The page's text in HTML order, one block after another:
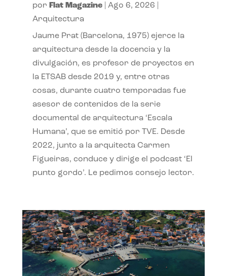
por Flat Magazine| Ago 6, 2026
Arquitectura
Jaume Prat (Barcelona, 1975) ejerce la
arquitectura desde la docencia y la
divulgación, es profesor de proyectos en
la ETSAB desde 2019 y, entre otras
cosas, durante cuatro temporadas fue
asesor de contenidos de la serie
documental de arquitectura ‘Escala
Humana’, que se emitió por TVE. Desde
2022, junto a la arquitecta Carmen
Figueiras, conduce y dirige el podcast ‘El
punto gordo’. Le pedimos consejo lector.